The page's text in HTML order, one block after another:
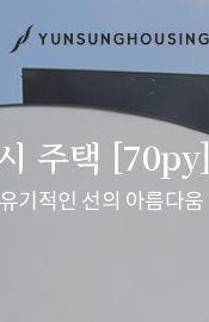
주택 [70py]
기적인 선의 아름다움